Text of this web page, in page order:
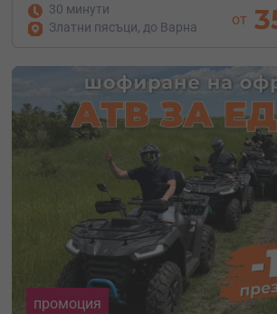
30 минути
Златни пясъци, до Варна
от
промоция